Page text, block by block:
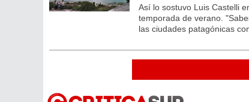
Así lo sostuvo Luis Castelli
temporada de verano.
las ciudades patagónicas